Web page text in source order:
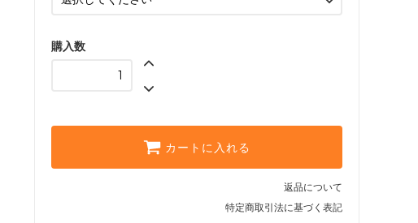
購入数
カートに入れる
返品について
特定商取引法に基づく表記